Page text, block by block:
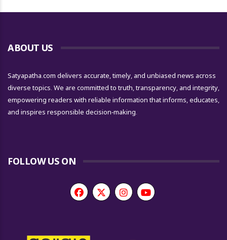
ABOUT US
Satyapatha.com delivers accurate, timely, and unbiased news across
diverse topics. We are committed to truth, transparency, and integrity,
empowering readers with reliable information that informs, educates,
and inspires responsible decision-making.
FOLLOW US ON